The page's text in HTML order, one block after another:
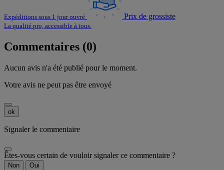
Expéditions sous 1 jour ouvré Prix de grossiste
La qualité pro, accessible à tous.
Commentaires (0)
Aucun avis n'a été publié pour le moment.
Votre avis ne peut pas être envoyé
ok
Signaler le commentaire
Êtes-vous certain de vouloir signaler ce commentaire ?
Non Oui